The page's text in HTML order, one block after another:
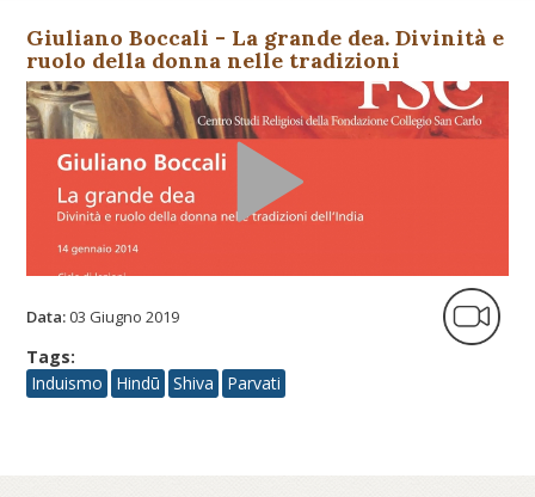
Giuliano Boccali - La grande dea. Divinità e
ruolo della donna nelle tradizioni
dell'India - Fondazione Collegi...
Data:03 Giugno 2019
Tags:
Induismo
Hindū Shiva Parvati